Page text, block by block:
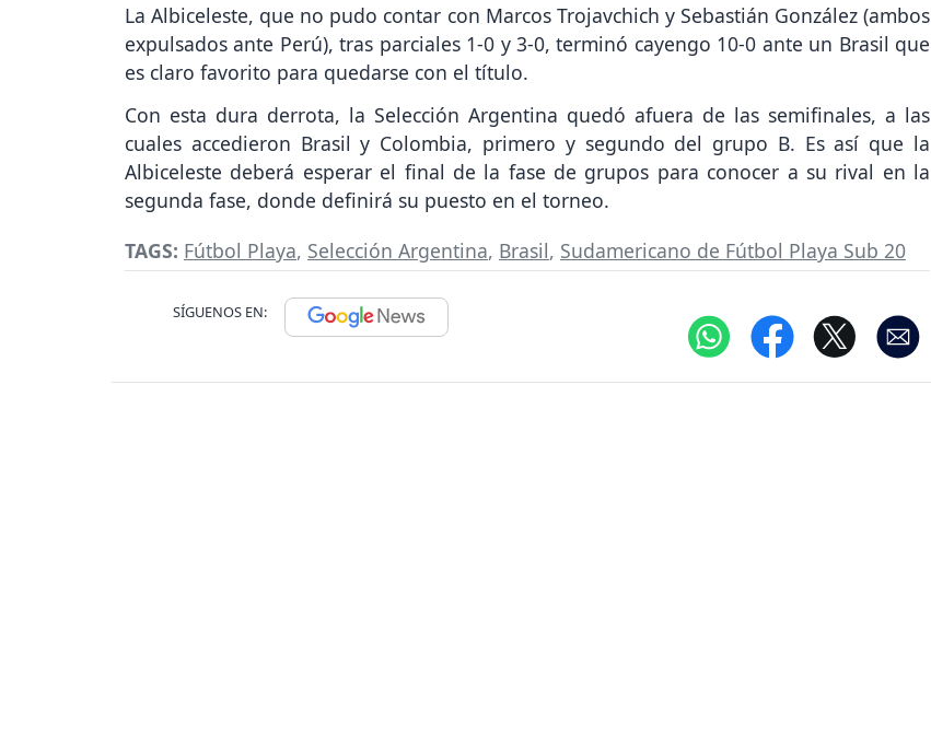
La Albiceleste, que no pudo contar con Marcos Trojavchich y Sebastián González (ambos
expulsados ante Perú), tras parciales 1-0 y 3-0, terminó cayengo 10-0 ante un Brasil que
es claro favorito para quedarse con el título.
Con esta dura derrota, la Selección Argentina quedó afuera de las semifinales, a las
cuales accedieron Brasil y Colombia, primero y segundo del grupo B. Es así que la
Albiceleste deberá esperar el final de la fase de grupos para conocer a su rival en la
segunda fase, donde definirá su puesto en el torneo.
TAGS: Fútbol Playa, Selección Argentina, Brasil, Sudamericano de Fútbol Playa Sub 20
SÍGUENOS EN: